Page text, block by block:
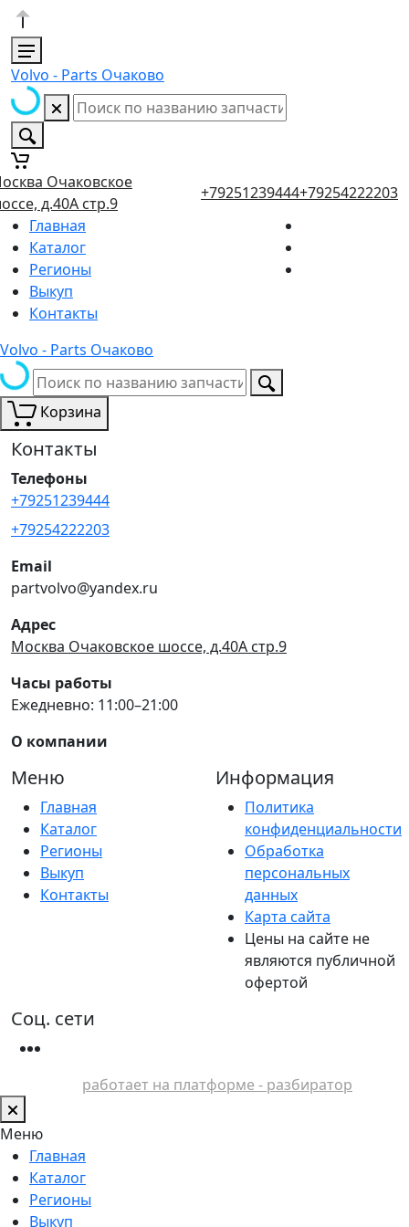
Volvo - Parts Очаково
Очаковское
д.40А стр.9
+79251239444+79254222203
Главная
Каталог
Регионы
Выкуп
Контакты
Volvo - Parts Очаково
Корзина
Контакты
Телефоны
+79251239444
+79254222203
Email
partvolvo@yandex.ru
Адрес
Москва Очаковское шоссе, д.40А стр.9
Часы работы
Ежедневно: 11:00–21:00
О компании
Меню
Главная
Каталог
Регионы
Выкуп
Контакты
Информация
Политика
конфиденциальности
Обработка
персональных
данных
Карта сайта
Цены на сайте не
являются публичной
офертой
Соц. сети
работает на платформе - разбиратор
Меню
Главная
Каталог
Регионы
Выкуп